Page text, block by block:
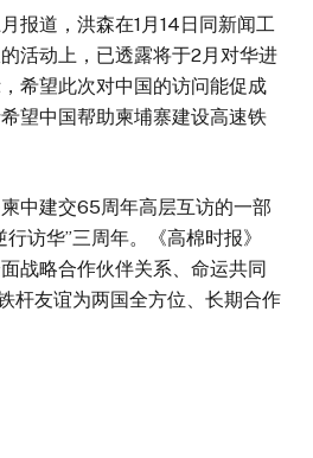
报道，洪森在1月14日同新闻工
活动上，已透露将于2月对华进
希望此次对中国的访问能促成
望中国帮助柬埔寨建设高速铁
中建交65周年高层互访的一部
访华”三周年。《高棉时报》
战略合作伙伴关系、命运共同
杆友谊为两国全方位、长期合作